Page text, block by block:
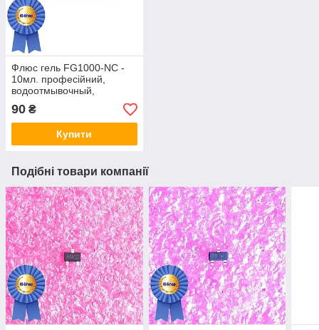
Флюс гель FG1000-NC -
10мл. професійний,
водоотмывочный,
водосмываемый
90 ₴
Купити
Подібні товари компанії